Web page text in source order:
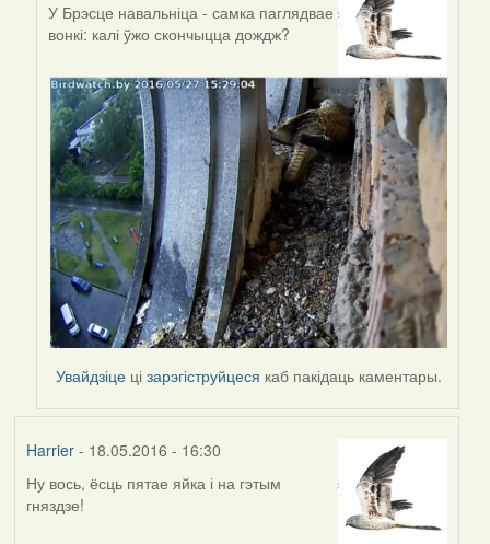
In
reply
by
Harrier
У Брэсце навальніца - самка паглядвае
вонкі: калі ўжо скончыцца дождж?
Увайдзіце цізарэгіструйцеся каб пакідаць каментары.
Harrier- 18.05.2016 - 16:30
Ну вось, ёсць пятае яйка і на гэтым
гняздзе!